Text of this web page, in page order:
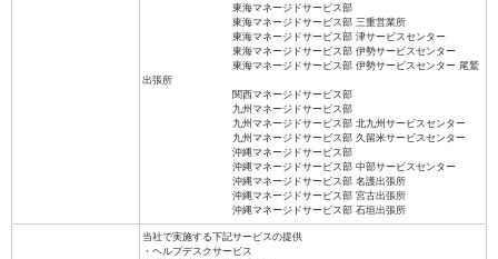
東海マネージドサービス部
東海マネージドサービス部 三重営業所
東海マネージドサービス部 津サービスセンター
東海マネージドサービス部 伊勢サービスセンター
東海マネージドサービス部 伊勢サービスセンター 尾鷲
出張所
関西マネージドサービス部
九州マネージドサービス部
九州マネージドサービス部 北九州サービスセンター
九州マネージドサービス部 久留米サービスセンター
沖縄マネージドサービス部
沖縄マネージドサービス部 中部サービスセンター
沖縄マネージドサービス部 名護出張所
沖縄マネージドサービス部 宮古出張所
沖縄マネージドサービス部 石垣出張所
当社で実施する下記サービスの提供
・ヘルプデスクサービス